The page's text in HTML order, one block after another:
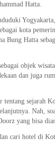
Hatta.
kota
Bung Hatta
objek
dan juga
tentang sejarah
Nah,
yang bisa
cari hotel di